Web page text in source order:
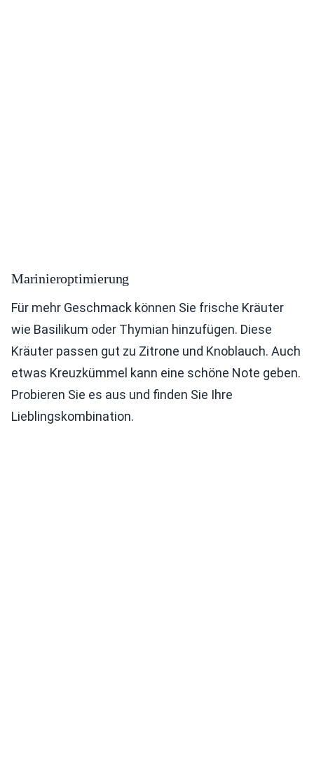
Marinieroptimierung
Für mehr Geschmack können Sie frische Kräuter
wie Basilikum oder Thymian hinzufügen. Diese
Kräuter passen gut zu Zitrone und Knoblauch. Auch
etwas Kreuzkümmel kann eine schöne Note geben.
Probieren Sie es aus und finden Sie Ihre
Lieblingskombination.